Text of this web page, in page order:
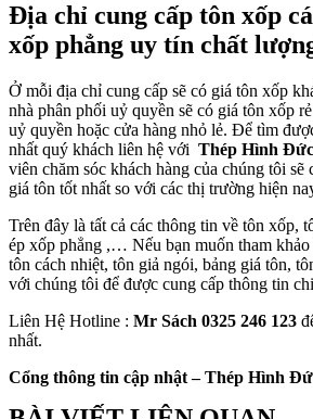
Địa chỉ cung cấp tôn xốp
xốp phẳng uy tín chất
Ở mỗi địa chỉ cung cấp sẽ có giá tôn xốp
nhà phân phối uỷ quyền sẽ có giá tôn xốp
uỷ quyền hoặc cửa hàng nhỏ lẻ. Để tìm
nhất quý khách liên hệ với Thép Hình
viên chăm sóc khách hàng của chúng tôi sẽ
giá tôn tốt nhất so với các thị trường hiện
Trên đây là tất cả các thông tin về tôn xốp,
ép xốp phẳng ,… Nếu bạn muốn tham khảo
tôn cách nhiệt, tôn giả ngói, bảng giá tôn,
với chúng tôi để được cung cấp thông tin
Liên Hệ Hotline : Mr Sách 0325 246 123
nhất.
Cổng thông tin cập nhật – Thép Hình